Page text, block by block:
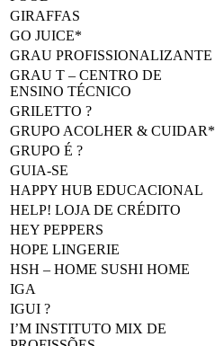
GIRAFFAS
GO JUICE*
GRAU PROFISSIONALIZANTE
GRAU T – CENTRO DE
ENSINO TÉCNICO
GRILETTO ?
GRUPO ACOLHER & CUIDAR*
GRUPO É ?
GUIA-SE
HAPPY HUB EDUCACIONAL
HELP! LOJA DE CRÉDITO
HEY PEPPERS
HOPE LINGERIE
HSH – HOME SUSHI HOME
IGA
IGUI ?
I’M INSTITUTO MIX DE